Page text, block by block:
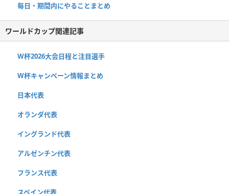
毎日・期間内にやることまとめ
ワールドカップ関連記事
W杯2026大会日程と注目選手
W杯キャンペーン情報まとめ
日本代表
オランダ代表
イングランド代表
アルゼンチン代表
フランス代表
スペイン代表